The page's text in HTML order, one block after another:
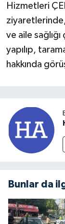
Hizmetleri
ve aile
yapılıp,
hakkında
Bunlar da